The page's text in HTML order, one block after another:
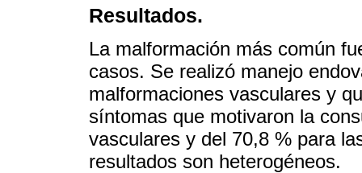
Resultados.
La malformación más común
casos. Se realizó manejo
malformaciones vasculares y
síntomas que motivaron la
vasculares y del 70,8 % para
resultados son heterogéneos.